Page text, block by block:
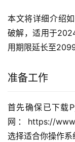
本文将详细介绍
破解，适用于
用期限延长至2099
准备工作
首先确保已下载
网：https://
选择适合你操作系